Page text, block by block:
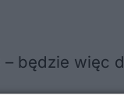
będzie